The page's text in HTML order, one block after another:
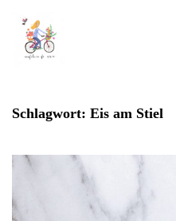
Schlagwort: Eis am Stiel